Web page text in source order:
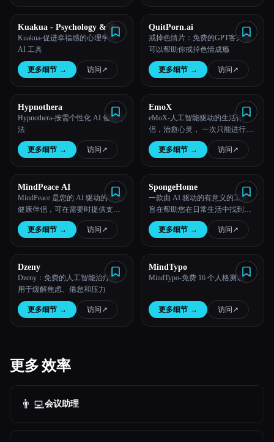
Kuakua - Psychology & AI
Tools for Well-Being
Kuakua-促进幸福感的心理学和
AI 工具
更多细节 → 访问 ↗︎
QuitPorn.ai
戒掉色情片：免费的GPT客户端
可以帮助你戒掉色情成瘾
更多细节 → 访问 ↗︎
Hypnothera
Hypnothera-按需个性化 AI 催眠疗
法
更多细节 → 访问 ↗︎
EmoX
eMoX-人工智能驱动的生活伴
侣，治愈心灵， 一次只能进行一
次对话
更多细节 → 访问 ↗︎
MindPeace AI
MindPeace 是您的 AI 驱动的心理
健康伴侣，可在需要时提供支
持。
更多细节 → 访问 ↗︎
SpongeHome
一款由 AI 驱动的有意义的工具，
旨在帮助您在日常生活中找到平
静、专注和快乐。
更多细节 → 访问 ↗︎
Dzeny
Dzeny：免费的人工智能治疗师，
用于缓解焦虑、倦怠和压力
更多细节 → 访问 ↗︎
MindTypo
MindTypo-免费 16 个人格测试
更多细节 → 访问 ↗︎
更多 效率
👨‍💻会议助理